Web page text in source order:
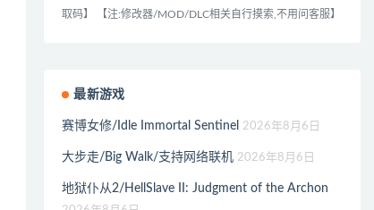
取码】 【注:修改器/MOD/DLC相关自行摸索,不用问客服】
最新游戏
赛博女修/Idle Immortal Sentinel 2026年8月6日
大步走/Big Walk/支持网络联机 2026年8月6日
地狱仆从2/HellSlave II: Judgment of the Archon